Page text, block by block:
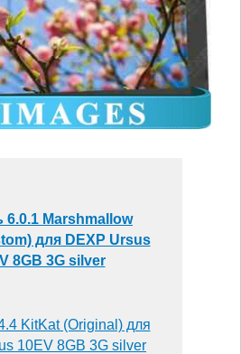
6.0.1 Marshmallow
для DEXP Ursus
8GB 3G silver
KitKat (Original) для
10EV 8GB 3G silver